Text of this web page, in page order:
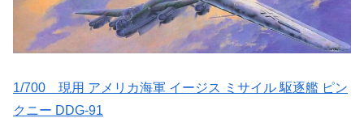
1/700 現用 アメリカ海軍 イージス ミサイル 駆逐艦 ピン
クニー DDG-91